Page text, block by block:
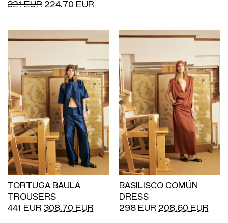
321EUR 224.70 EUR
TORTUGA BAULA
TROUSERS
441EUR308.70 EUR
BASILISCO COMÚN
DRESS
298EUR 208.60 EUR